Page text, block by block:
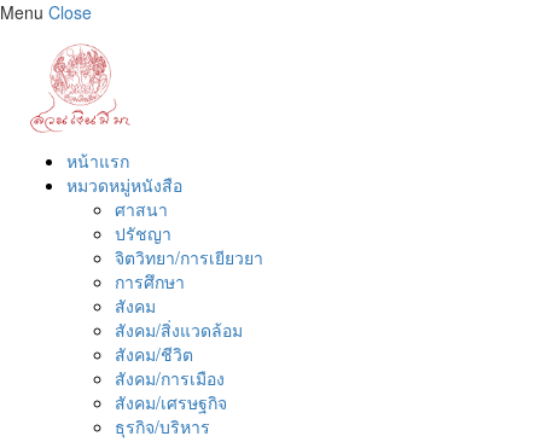
Menu Close
หน้าแรก
หมวดหมู่หนังสือ
ศาสนา
ปรัชญา
จิตวิทยา/การเยียวยา
การศึกษา
สังคม
สังคม/สิ่งแวดล้อม
สังคม/ชีวิต
สังคม/การเมือง
สังคม/เศรษฐกิจ
ธุรกิจ/บริหาร